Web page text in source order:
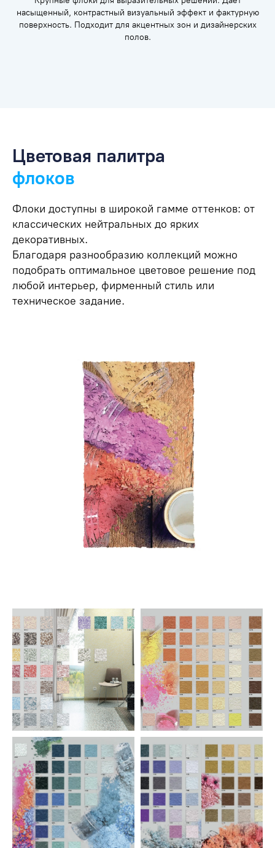
насыщенный, контрастный визуальный эффект и фактурную
поверхность. Подходит для акцентных зон и дизайнерских
полов.
Цветовая палитра
флоков
Флоки доступны в широкой гамме оттенков: от
классических нейтральных до ярких
декоративных.
Благодаря разнообразию коллекций можно
подобрать оптимальное цветовое решение под
любой интерьер, фирменный стиль или
техническое задание.